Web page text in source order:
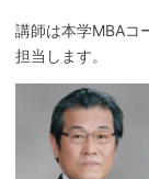
講師は本学MBAコ
担当します。